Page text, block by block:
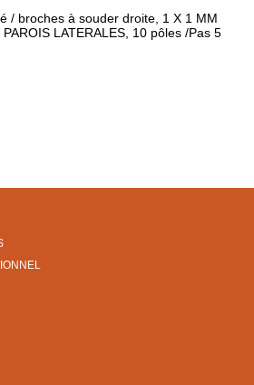
/ broches à souder droite, 1 X 1 MM
LATERALES, 10 pôles /Pas 5